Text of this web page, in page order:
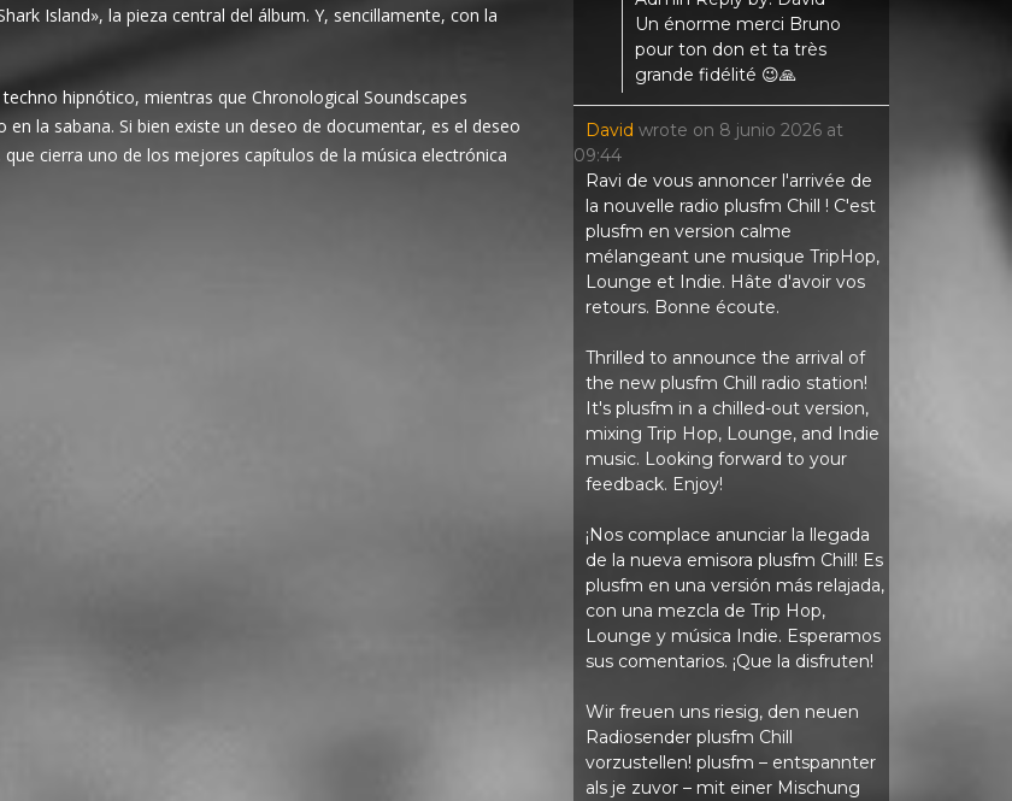
Island», la pieza central del álbum. Y, sencillamente, con la
hipnótico, mientras que Chronological Soundscapes
la sabana. Si bien existe un deseo de documentar, es el deseo
cierra uno de los mejores capítulos de la música electrónica
Un énorme merci Bruno
pour ton don et ta très
grande fidélité 😉🙏
David wrote on 8 junio 2026 at
09:44
Ravi de vous annoncer l'arrivée de
la nouvelle radio plusfm Chill ! C'est
plusfm en version calme
mélangeant une musique TripHop,
Lounge et Indie. Hâte d'avoir vos
retours. Bonne écoute.
Thrilled to announce the arrival of
the new plusfm Chill radio station!
It's plusfm in a chilled-out version,
mixing Trip Hop, Lounge, and Indie
music. Looking forward to your
feedback. Enjoy!
¡Nos complace anunciar la llegada
de la nueva emisora ​​plusfm Chill! Es
plusfm en una versión más relajada,
con una mezcla de Trip Hop,
Lounge y música Indie. Esperamos
sus comentarios. ¡Que la disfruten!
Wir freuen uns riesig, den neuen
Radiosender plusfm Chill
vorzustellen! plusfm – entspannter
als je zuvor – mit einer Mischung